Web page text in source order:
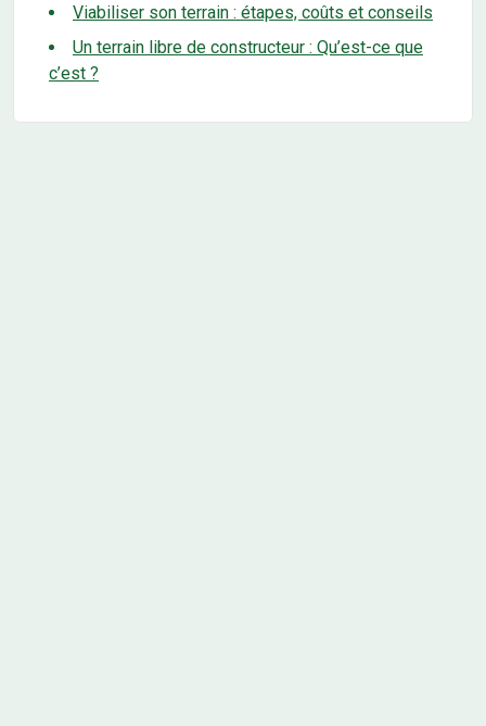
Viabiliser son terrain : étapes, coûts et conseils
Un terrain libre de constructeur : Qu’est-ce que
c’est ?